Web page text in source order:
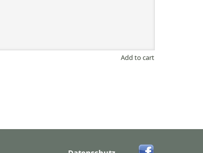
Add to cart